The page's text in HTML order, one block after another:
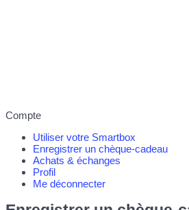
Compte
Utiliser votre Smartbox
Enregistrer un chèque-cadeau
Achats & échanges
Profil
Me déconnecter